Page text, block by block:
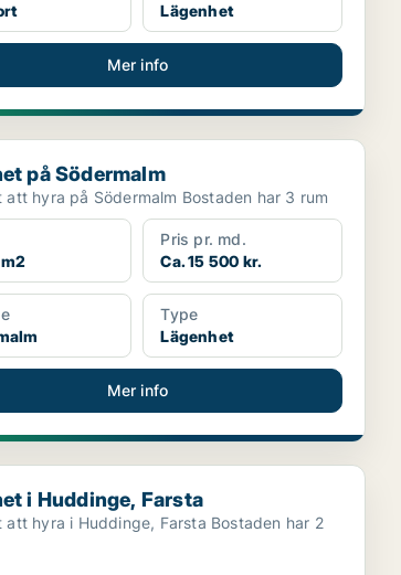
Lägenhet
Mer info
Södermalm
på Södermalm
Lägenhet att hyra på Södermalm Bostaden har 3 rum
Pris pr. md.
Ca. 15 500 kr.
Type
Lägenhet
Mer info
Farsta
i Huddinge, Farsta
i Huddinge, Farsta Bostaden har 2